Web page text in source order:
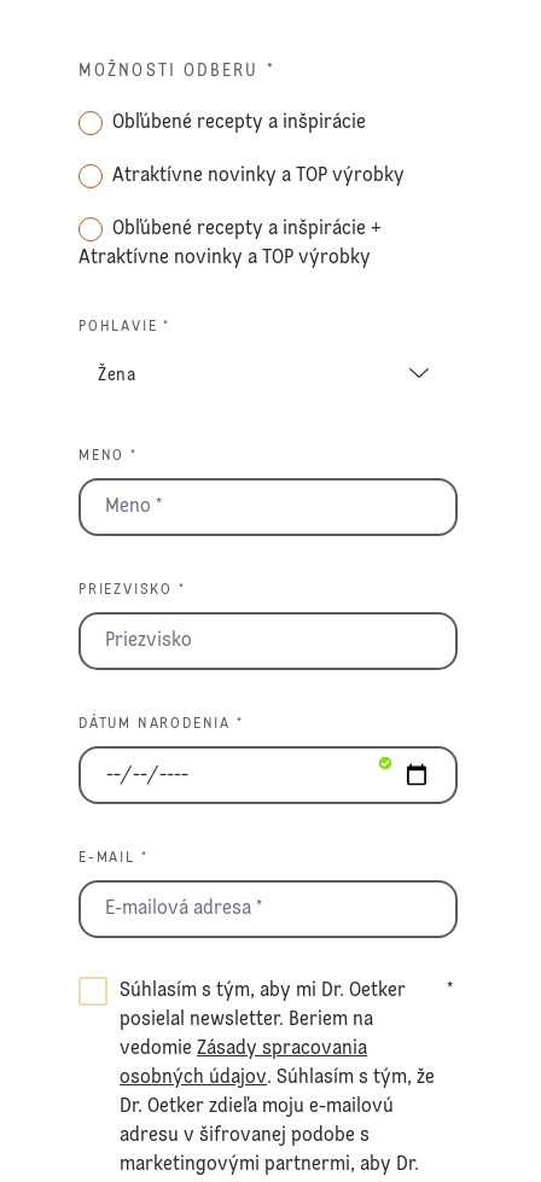
MOŽNOSTI ODBERU *
Obľúbené recepty a inšpirácie
Atraktívne novinky a TOP výrobky
Obľúbené recepty a inšpirácie +
Atraktívne novinky a TOP výrobky
POHLAVIE *
MENO *
PRIEZVISKO *
DÁTUM NARODENIA *
E-MAIL *
Súhlasím s tým, aby mi Dr. Oetker
posielal newsletter. Beriem na
vedomieZásady spracovania
osobných údajov. Súhlasím s tým, že
Dr. Oetker zdieľa moju e-mailovú
adresu v šifrovanej podobe s
marketingovými partnermi, aby Dr.
*